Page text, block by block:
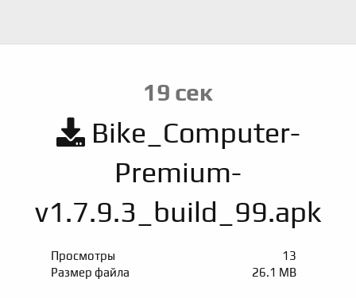
19 сек
Bike_Computer-
Premium-
v1.7.9.3_build_99.apk
Просмотры
13
Размер файла
26.1 MB